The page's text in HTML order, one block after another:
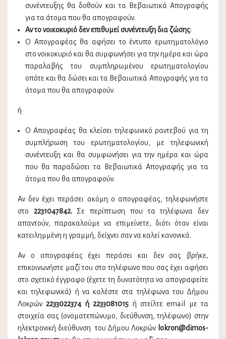
συνέντευξης θα δοθούν και τα Βεβαιωτικά Απογραφής
για τα άτομα που θα απογραφούν.
Αν το νοικοκυριό δεν επιθυμεί συνέντευξη δια ζώσης:
Ο Απογραφέας θα αφήσει το έντυπο ερωτηματολόγιο
στο νοικοκυριό και θα συμφωνήσει για την ημέρα και ώρα
παραλαβής του συμπληρωμένου ερωτηματολογίου
οπότε και θα δώσει και τα Βεβαιωτικά Απογραφής για τα
άτομα που θα απογραφούν.
ή
Ο Απογραφέας θα κλείσει τηλεφωνικό ραντεβού για τη
συμπλήρωση του ερωτηματολογίου, με τηλεφωνική
συνέντευξη και θα συμφωνήσει για την ημέρα και ώρα
που θα παραδώσει τα Βεβαιωτικά Απογραφής για τα
άτομα που θα απογραφούν.
Αν δεν έχει περάσει ακόμη ο απογραφέας, τηλεφωνήστε
στο 2231047842.Σε περίπτωση που τα τηλέφωνα δεν
απαντούν, παρακαλούμε να επιμείνετε, διότι όταν είναι
κατειλημμένη η γραμμή, δείχνει σαν να καλεί κανονικά.
Αν ο απογραφέας έχει περάσει και δεν σας βρήκε,
επικοινωνήστε μαζί του στο τηλέφωνο που σας έχει αφήσει
στο σχετικό έγγραφο (έχετε τη δυνατότητα να απογραφείτε
και τηλεφωνικά) ή να καλέστε στα τηλέφωνα του Δήμου
Λοκρών 2233022374 ή 2233081015 ή στείλτε email με τα
στοιχεία σας (ονοματεπώνυμο, διεύθυνση, τηλέφωνο) στην
ηλεκτρονική διεύθυνση του Δήμου Λοκρών lokron@dimos-